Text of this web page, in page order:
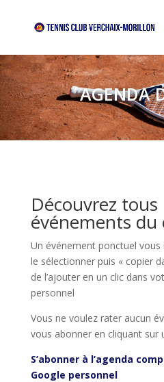
AGENDA
Découvrez tous
événements du
Un événement ponctuel vous
le sélectionner puis « copier
de l’ajouter en un clic dans
personnel
Vous ne voulez rater aucun
vous abonner en cliquant sur
S’abonner à l’agenda
Google personnel